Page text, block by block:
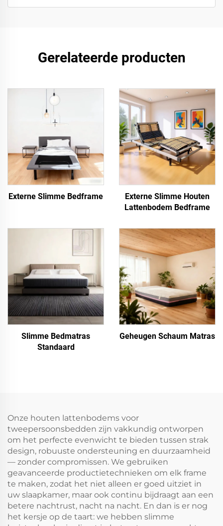
Gerelateerde producten
Externe Slimme Bedframe
Externe Slimme Houten
Lattenbodem Bedframe
Slimme Bedmatras
Standaard
Geheugen Schaum Matras
Onze houten lattenbodems voor
tweepersoonsbedden zijn vakkundig ontworpen
om het perfecte evenwicht te bieden tussen strak
design, robuuste ondersteuning en duurzaamheid
— zonder compromissen. We gebruiken
geavanceerde productietechnieken om elk frame
te maken, zodat het niet alleen er goed uitziet in
uw slaapkamer, maar ook continu bijdraagt aan een
betere nachtrust, nacht na nacht. En dan is er nog
het kersje op de taart: we hebben slimme